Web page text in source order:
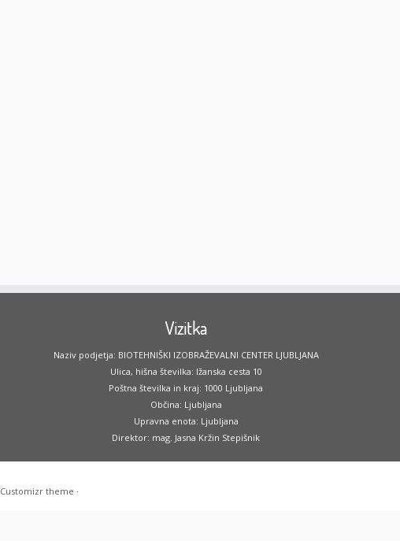
Vizitka
Naziv podjetja: BIOTEHNIŠKI IZOBRAŽEVALNI CENTER LJUBLJANA
Ulica, hišna številka: Ižanska cesta 10
Poštna številka in kraj: 1000 Ljubljana
Občina: Ljubljana
Upravna enota: Ljubljana
Direktor: mag. Jasna Kržin Stepišnik
Customizr theme ·